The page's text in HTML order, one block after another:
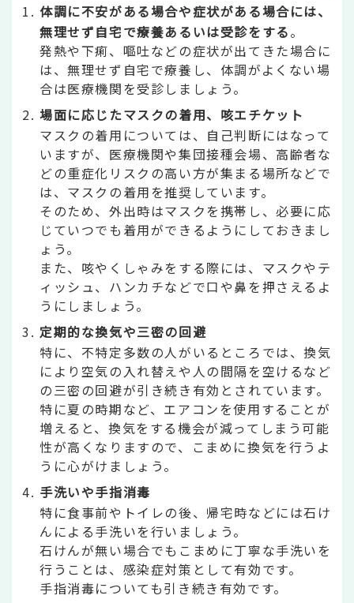
体調に不安がある場合や症状がある場合には、
無理せず自宅で療養あるいは受診をする。
発熱や下痢、嘔吐などの症状が出てきた場合に
は、無理せず自宅で療養し、体調がよくない場
合は医療機関を受診しましょう。
場面に応じたマスクの着用、咳エチケット
マスクの着用については、自己判断にはなって
いますが、医療機関や集団接種会場、高齢者な
どの重症化リスクの高い方が集まる場所などで
は、マスクの着用を推奨しています。
そのため、外出時はマスクを携帯し、必要に応
じていつでも着用ができるようにしておきまし
ょう。
また、咳やくしゃみをする際には、マスクやテ
ィッシュ、ハンカチなどで口や鼻を押さえるよ
うにしましょう。
定期的な換気や三密の回避
特に、不特定多数の人がいるところでは、換気
により空気の入れ替えや人の間隔を空けるなど
の三密の回避が引き続き有効とされています。
特に夏の時期など、エアコンを使用することが
増えると、換気をする機会が減ってしまう可能
性が高くなりますので、こまめに換気を行うよ
うに心がけましょう。
手洗いや手指消毒
特に食事前やトイレの後、帰宅時などには石け
んによる手洗いを行いましょう。
石けんが無い場合でもこまめに丁寧な手洗いを
行うことは、感染症対策として有効です。
手指消毒についても引き続き有効です。